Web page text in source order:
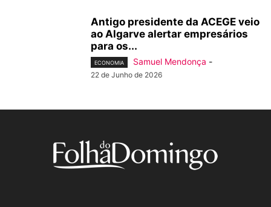
Antigo presidente da ACEGE veio
ao Algarve alertar empresários
para os...
ECONOMIA Samuel Mendonça -
22 de Junho de 2026